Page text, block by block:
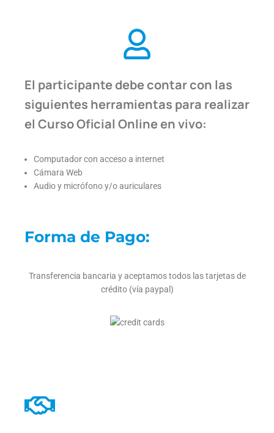
El participante debe contar con las
siguientes herramientas para realizar
el Curso Oficial Online en vivo:
Computador con acceso a internet
Cámara Web
Audio y micrófono y/o auriculares
Forma de Pago:
Transferencia bancaria y aceptamos todos las tarjetas de
crédito (vía paypal)